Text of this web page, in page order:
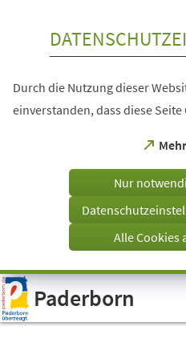
Visuelle
Assistenzsoftware
öffnen.
Durch die Nutzung dieser
einverstanden, dass diese
(Öffnet
einem
Tab)
Nur
Alle Cookies
Paderborn